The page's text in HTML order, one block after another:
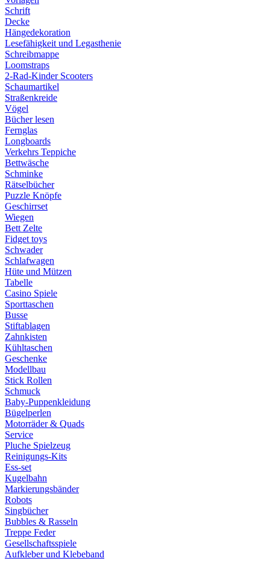
Schrift
Decke
Hängedekoration
Lesefähigkeit und Legasthenie
Schreibmappe
Loomstraps
2-Rad-Kinder Scooters
Schaumartikel
Straßenkreide
Vögel
Bücher lesen
Fernglas
Longboards
Verkehrs Teppiche
Bettwäsche
Schminke
Rätselbücher
Puzzle Knöpfe
Geschirrset
Wiegen
Bett Zelte
Fidget toys
Schwader
Schlafwagen
Hüte und Mützen
Tabelle
Casino Spiele
Sporttaschen
Busse
Stiftablagen
Zahnkisten
Kühltaschen
Geschenke
Modellbau
Stick Rollen
Schmuck
Baby-Puppenkleidung
Bügelperlen
Motorräder & Quads
Service
Pluche Spielzeug
Reinigungs-Kits
Ess-set
Kugelbahn
Markierungsbänder
Robots
Singbücher
Bubbles & Rasseln
Treppe Feder
Gesellschaftsspiele
Aufkleber und Klebeband